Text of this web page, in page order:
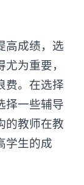
成绩，选
为重要，
费。在选择
择一些辅导
的教师在教
学生的成